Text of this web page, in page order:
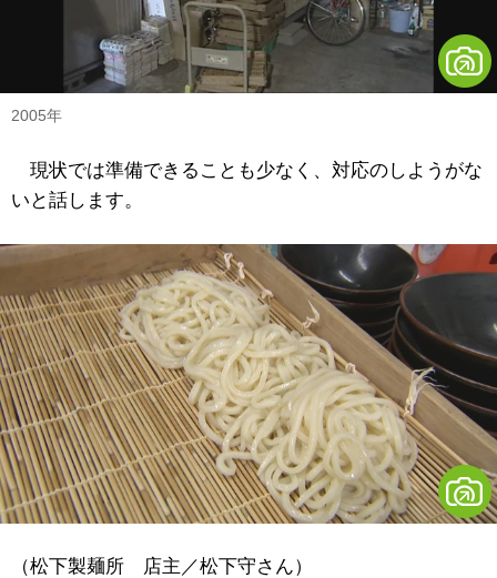
2005年
現状では準備できることも少なく、対応のしようがな
いと話します。
（松下製麺所 店主／松下守さん）